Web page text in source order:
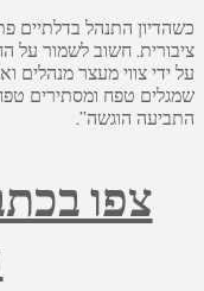
כשהדיון התנהל בדלתיים
ציבורית. חשוב לשמור על
על ידי צווי מעצר מנהלים
שמגלים טפח ומסתירים
התביעה הוגשה”.
צפו